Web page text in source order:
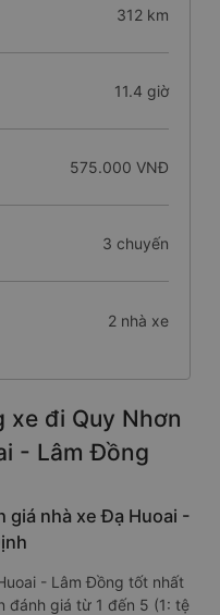
312 km
11.4 giờ
575.000 VNĐ
3 chuyến
2 nhà xe
xe đi Quy Nhơn
- Lâm Đồng
giá nhà xe Đạ Huoai -
- Lâm Đồng tốt nhất
đánh giá từ 1 đến 5 (1: tệ